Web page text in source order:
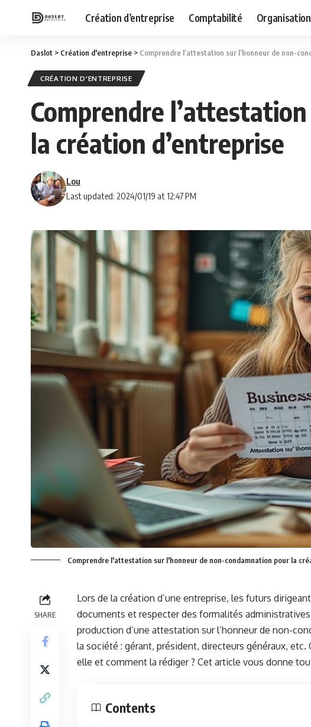
Création d’entreprise Comptabilité Organisation
Daslot > Création d'entreprise > Comprendre l’attestation sur l’honneur de non-
CRÉATION D'ENTREPRISE
Comprendre
la création d’entreprise
Last updated: 2024/01/19 at 12:47 PM
Lou
Comprendre l'attestation sur l'honneur de non-condamnation pour la
SHARE
Lors de la création d’une entreprise, les futurs
documents et respecter des formalités
production d’une attestation sur l’honneur de non-
la société : gérant, président, directeurs généraux,
elle et comment la rédiger ? Cet article vous donne
Contents